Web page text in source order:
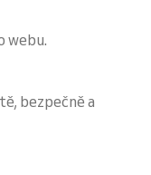
webu.
bezpečně a